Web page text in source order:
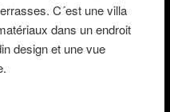
C´est une villa
dans un endroit
design et une vue